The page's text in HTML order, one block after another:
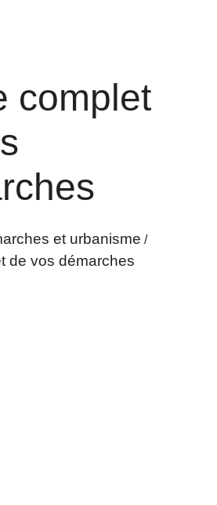
complet
et urbanisme /
de vos démarches